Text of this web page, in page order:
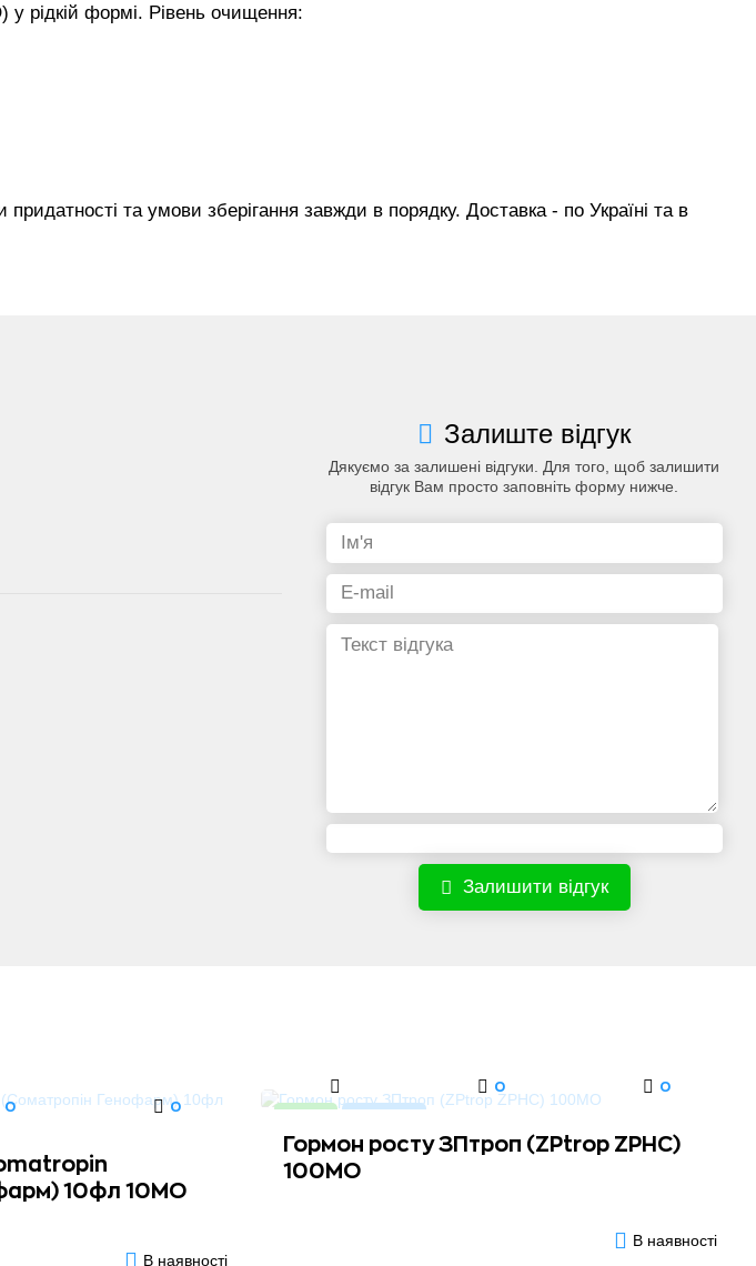
рідкій формі. Рівень очищення:
та умови зберігання завжди в порядку. Доставка - по Україні та в
Залиште відгук
Дякуємо за залишені відгуки. Для того, щоб залишити
відгук Вам просто заповніть форму нижче.
Залишити відгук
0 0
10фл 10MО
В наявності
Новинка Хіт продажів
0 0
Гормон росту ЗПтроп (ZPtrop ZPHC)
100МО
В наявності